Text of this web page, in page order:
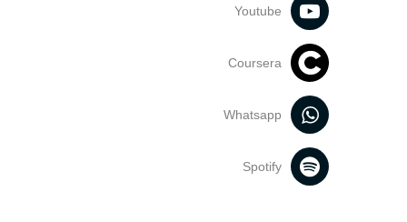
Youtube
Coursera
Whatsapp
Spotify